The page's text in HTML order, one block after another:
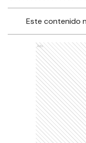
Este contenido
Ads